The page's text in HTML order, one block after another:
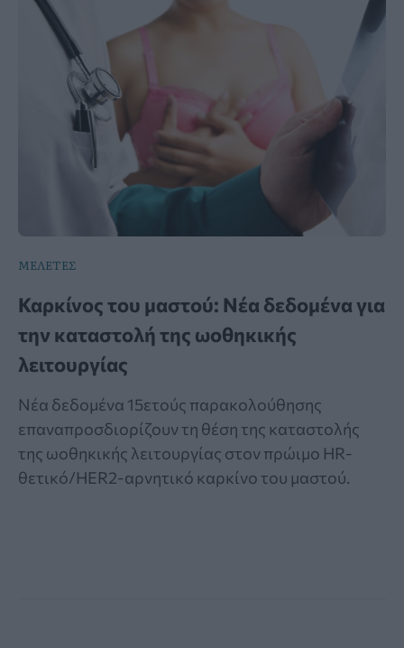
ΜΕΛΕΤΕΣ
Καρκίνος του μαστού: Νέα δεδομένα για
την καταστολή της ωοθηκικής
λειτουργίας
Νέα δεδομένα 15ετούς παρακολούθησης
επαναπροσδιορίζουν τη θέση της καταστολής
της ωοθηκικής λειτουργίας στον πρώιμο HR-
θετικό/HER2-αρνητικό καρκίνο του μαστού.